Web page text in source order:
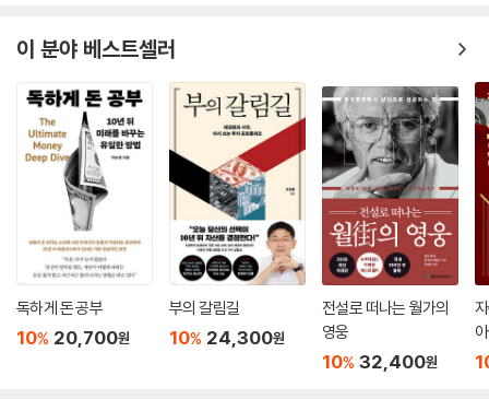
이 택시비 1만 원 된 것. 그런데 한 달치가 쌓이니 100만 원이 되어 버렸습
니다. 이걸 ‘라이프스타일 인플레션’이라고 부릅니다. 소득이 늘면 지출도
함께 늘어나는 현상이요. 문제는 이게 나쁜 소비가 아니라는 겁니다. 다 정
당한 소비입니다. 그런데 이상하게도 그렇게 쓰고 나면 마음이 편하지 않
습니다. 그때 깨달았습니다. 소비가 문제가 아니라 소비에 전략이 없다는
게 문제라는 걸요.
--- p.146
작은 돈은 무의미하지 않습니다. 작은 돈은 ‘작아서’가 아니라 ‘반복되기 때
문에’ 의미가 생깁니다. 눈덩이를 굴려 눈사람을 만드는 장면을 떠올려 보
세요. 처음에는 손바닥만 하던 눈덩이도 오래 굴릴수록 모양도 속도도 달
라집니다. 예를 들어 매달 15만 원을 30년간 모은다면 원금은 5,400만
원입니다. 그런데 꾸준히 연 6% 복리 상품으로 관리한다고 가정하면(세
금/수수료 미반영), 1억 5천만 원이 됩니다. 단리로 계산해도 1억 원이 넘
이 분야 베스트셀러
독하게 돈 공부
10% 20,700원
부의 갈림길
10% 24,300원
전설로 떠나는 월가의
영웅
10% 32,400원